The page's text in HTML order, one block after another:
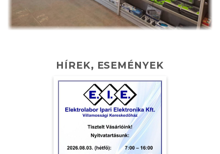
HÍREK, ESEMÉNYEK